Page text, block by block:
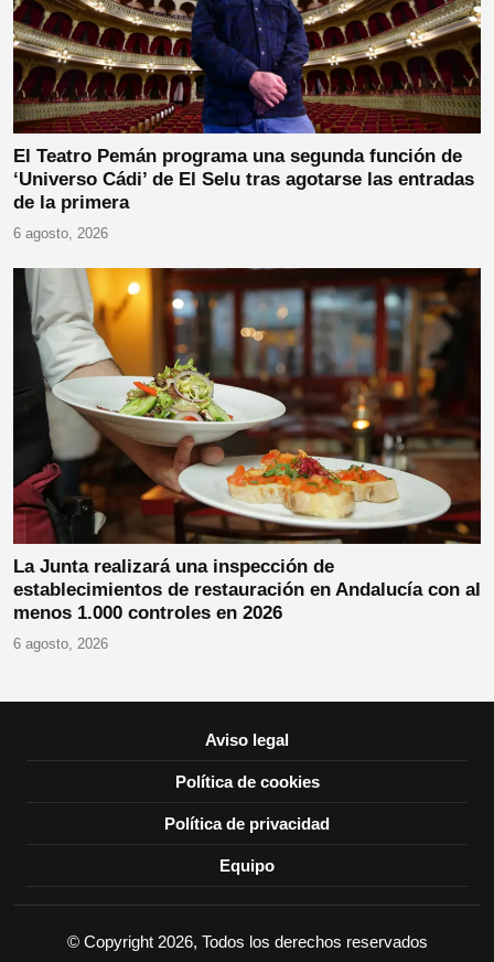
El Teatro Pemán programa una segunda función de
‘Universo Cádi’ de El Selu tras agotarse las entradas
de la primera
6 agosto, 2026
La Junta realizará una inspección de
establecimientos de restauración en Andalucía con al
menos 1.000 controles en 2026
6 agosto, 2026
Aviso legal
Política de cookies
Política de privacidad
Equipo
© Copyright 2026, Todos los derechos reservados